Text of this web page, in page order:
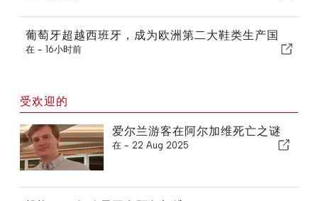
葡萄牙超越西班牙，成为欧洲第二大鞋类生产国
在 - 16小时前
受欢迎的
爱尔兰游客在阿尔加维死亡之谜
在 - 22 Aug 2025